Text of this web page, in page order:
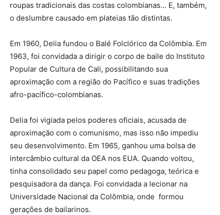
roupas tradicionais das costas colombianas… E, também,
o deslumbre causado em plateias tão distintas.
Em 1960, Delia fundou o Balé Folclórico da Colômbia. Em
1963, foi convidada a dirigir o corpo de baile do Instituto
Popular de Cultura de Cali, possibilitando sua
aproximação com a região do Pacífico e suas tradições
afro-pacífico-colombianas.
Delia foi vigiada pelos poderes oficiais, acusada de
aproximação com o comunismo, mas isso não impediu
seu desenvolvimento. Em 1965, ganhou uma bolsa de
intercâmbio cultural da OEA nos EUA. Quando voltou,
tinha consolidado seu papel como pedagoga, teórica e
pesquisadora da dança. Foi convidada a lecionar na
Universidade Nacional da Colômbia, onde formou
gerações de bailarinos.